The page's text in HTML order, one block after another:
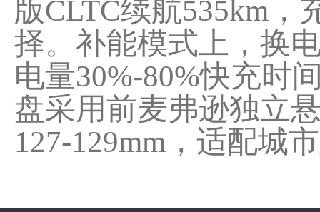
版CLTC续航535km，
择。补能模式上，换
电量30%-80%快充时
盘采用前麦弗逊独立
127-129mm，适配城